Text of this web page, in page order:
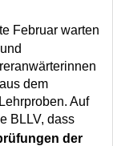
Februar warten
dem
Auf
BLLV, dass
der